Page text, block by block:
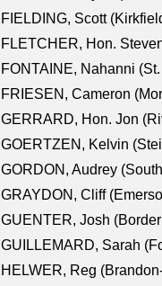
FIELDING, Scott
FLETCHER, Hon.
FONTAINE, Nahanni
FRIESEN, Cameron
GERRARD, Hon. Jon
GOERTZEN, Kelvin
GORDON, Audrey
GRAYDON, Cliff
GUENTER, Josh
GUILLEMARD, Sarah
HELWER, Reg